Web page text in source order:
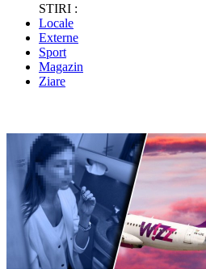
STIRI :
Locale
Externe
Sport
Magazin
Ziare